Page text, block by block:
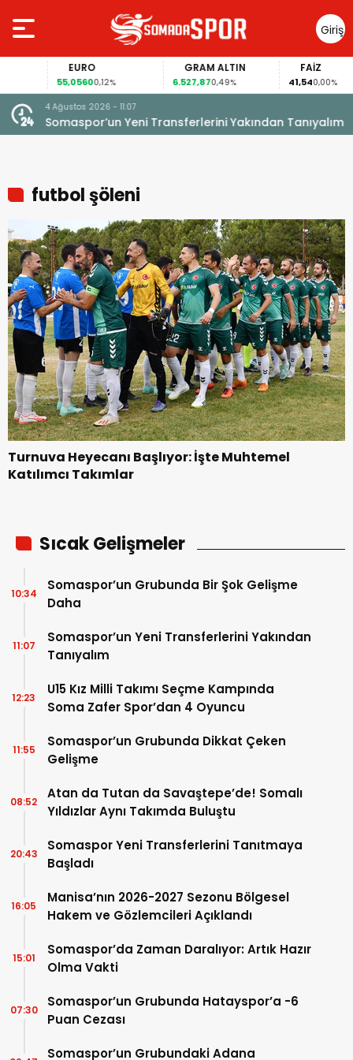
Giriş
Yap
EURO
55,05600,12%
GRAM ALTIN
6.527,870,49%
FAİZ
41,540,00%
4 Ağustos 2026 - 11:07
Somaspor’un Yeni Transferlerini Yakından Tanıyalım
futbol şöleni
Turnuva Heyecanı Başlıyor: İşte Muhtemel
Katılımcı Takımlar
Sıcak Gelişmeler
Somaspor’un Grubunda Bir Şok Gelişme
Daha
10:34
Somaspor’un Yeni Transferlerini Yakından
Tanıyalım
11:07
U15 Kız Milli Takımı Seçme Kampında
Soma Zafer Spor’dan 4 Oyuncu
12:23
Somaspor’un Grubunda Dikkat Çeken
Gelişme
11:55
Atan da Tutan da Savaştepe’de! Somalı
Yıldızlar Aynı Takımda Buluştu
08:52
Somaspor Yeni Transferlerini Tanıtmaya
Başladı
20:43
Manisa’nın 2026-2027 Sezonu Bölgesel
Hakem ve Gözlemcileri Açıklandı
16:05
Somaspor’da Zaman Daralıyor: Artık Hazır
Olma Vakti
15:01
Somaspor’un Grubunda Hatayspor’a -6
Puan Cezası
07:30
Somaspor’un Grubundaki Adana